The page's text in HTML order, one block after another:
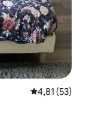
Gemiddelde
4,81 (53)